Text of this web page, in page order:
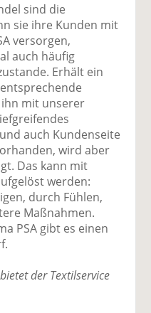
sind die
sie ihre Kunden mit
versorgen,
auch häufig
Erhält ein
mit unserer
auch Kundenseite
wird aber
Das kann mit
werden:
durch Fühlen,
Maßnahmen.
PSA gibt es einen
der Textilservice